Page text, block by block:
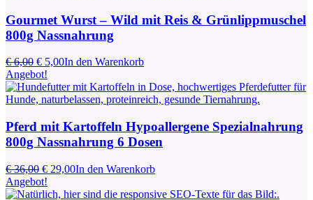
Gourmet Wurst – Wild mit Reis & Grünlippmuschel
800g Nassnahrung
€6,00 Ursprünglicher
Preis
war:
€ 6,00
€ 5,00Aktueller
ist:
€ 5,00.
In den Warenkorb
Angebot!
Pferd mit Kartoffeln Hypoallergene Spezialnahrung
800g Nassnahrung 6 Dosen
€36,00 Ursprünglicher
Preis
war:
€ 29,00Aktueller
ist:
In den Warenkorb
Angebot!